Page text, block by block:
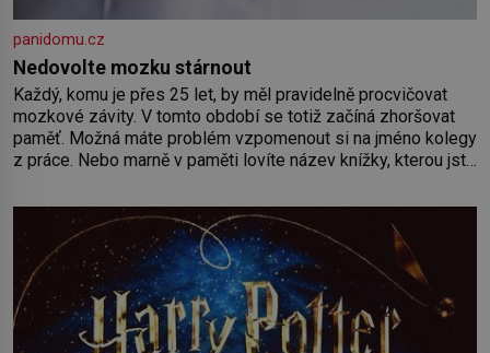
panidomu.cz
Nedovolte mozku stárnout
Každý, komu je přes 25 let, by měl pravidelně procvičovat
mozkové závity. V tomto období se totiž začíná zhoršovat
paměť. Možná máte problém vzpomenout si na jméno kolegy
z práce. Nebo marně v paměti lovíte název knížky, kterou jste
paměť rozhodla stávkovat. Cvičte